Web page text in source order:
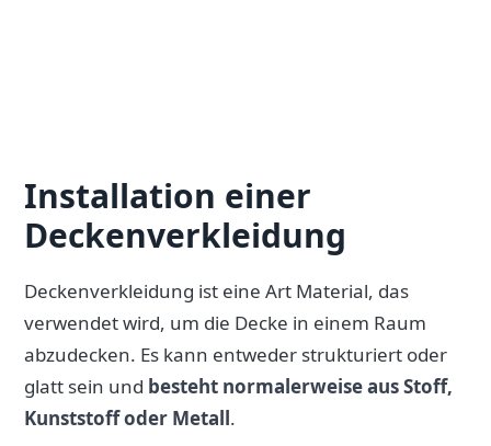
Installation einer
Deckenverkleidung
Deckenverkleidung ist eine Art Material, das
verwendet wird, um die Decke in einem Raum
abzudecken. Es kann entweder strukturiert oder
glatt sein und besteht normalerweise aus Stoff,
Kunststoff oder Metall.